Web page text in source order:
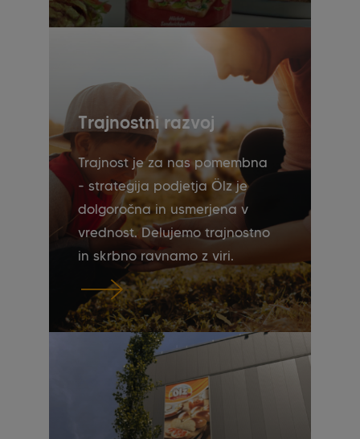
Trajnostni razvoj
Trajnost je za nas pomembna
- strategija podjetja Ölz je
dolgoročna in usmerjena v
vrednost. Delujemo trajnostno
in skrbno ravnamo z viri.